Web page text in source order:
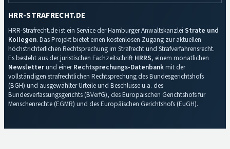
HRR-STRAFRECHT.DE
HRR-Strafrecht.de ist ein Service der Hamburger Anwaltskanzlei Strate und
Kollegen. Das Projekt bietet einen kostenlosen Zugang zur aktuellen
höchstrichterlichen Rechtsprechung im Strafrecht und Strafverfahrensrecht.
Es besteht aus der juristischen Fachzeitschrift HRRS, einem monatlichen
Newsletterund einerRechtsprechungs-Datenbankmit der
vollständigen strafrechtlichen Rechtsprechung des Bundesgerichtshofs
(BGH) und ausgewählter Urteile und Beschlüsse u.a. des
Bundesverfassungsgerichts (BVerfG), des Europäischen Gerichtshofs für
Menschenrechte (EGMR) und des Europäischen Gerichtshofs (EuGH).